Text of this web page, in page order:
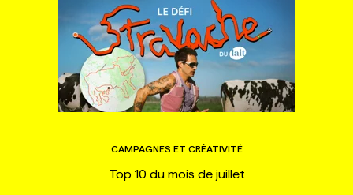
CAMPAGNES ET CRÉATIVITÉ
Top 10 du mois de juillet